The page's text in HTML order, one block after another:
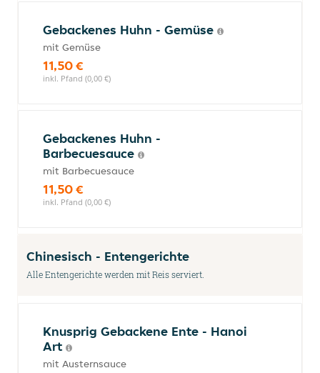
Gebackenes Huhn - Gemüse
mit Gemüse
11,50 €
inkl. Pfand (0,00 €)
Gebackenes Huhn -
Barbecuesauce
mit Barbecuesauce
11,50 €
inkl. Pfand (0,00 €)
Chinesisch - Entengerichte
Alle Entengerichte werden mit Reis serviert.
Knusprig Gebackene Ente - Hanoi
Art
mit Austernsauce